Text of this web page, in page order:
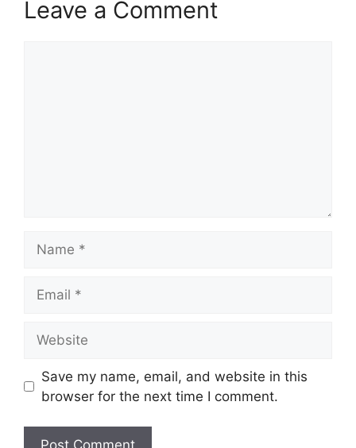
Leave a Comment
Save my name, email, and website in this
browser for the next time I comment.